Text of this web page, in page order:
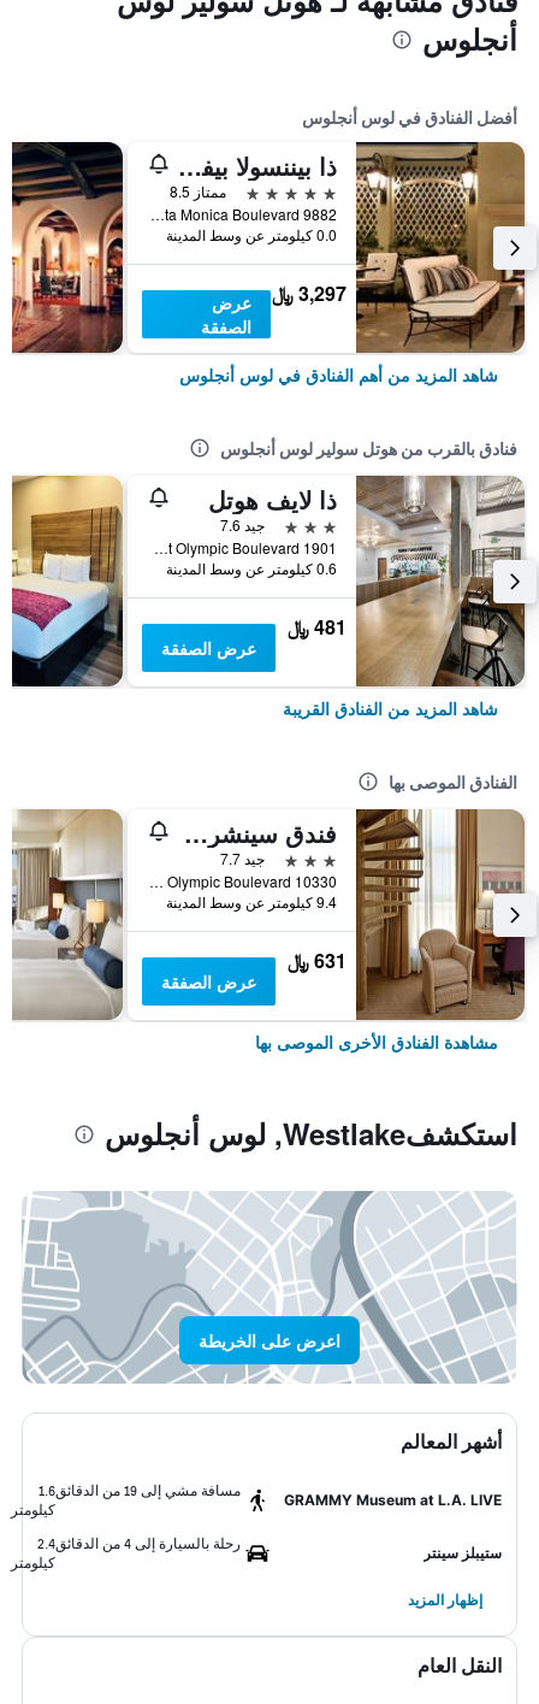
أنجلوس
أفضل الفنادق في لوس أنجلوس
ذا بيننسولا بيفرلي هيلز
5 نجوم
ممتاز 8.5
9882 South Santa Monica Boulevard, لوس أنجلوس, CA, الولايات المتحدة الأميريكية
0.0 كيلومتر عن وسط المدينة
3,297 ﷼
عرض
الصفقة
شاهد المزيد من أهم الفنادق في لوس أنجلوس
فنادق بالقرب من هوتل سولير لوس أنجلوس
ذا لايف هوتل
3 نجوم
جيد 7.6
1901 West Olympic Boulevard, لوس أنجلوس, CA, الولايات المتحدة الأميريكية
0.6 كيلومتر عن وسط المدينة
481 ﷼
عرض الصفقة
شاهد المزيد من الفنادق القريبة
الفنادق الموصى بها
فندق سينشري بارك إل إيه
3 نجوم
جيد 7.7
10330 West Olympic Boulevard, لوس أنجلوس, CA, الولايات المتحدة الأميريكية
9.4 كيلومتر عن وسط المدينة
631 ﷼
عرض الصفقة
مشاهدة الفنادق الأخرى الموصى بها
استكشفWestlake, لوس أنجلوس
اعرض على الخريطة
أشهر المعالم
GRAMMY Museum at L.A. LIVE
مسافة مشي إلى 19 من الدقائق
1.6
كيلومتر
ستيبلز سينتر
رحلة بالسيارة إلى 4 من الدقائق
2.4
كيلومتر
إظهار المزيد
النقل العام